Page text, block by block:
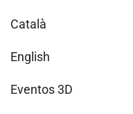
Català
English
Eventos 3D